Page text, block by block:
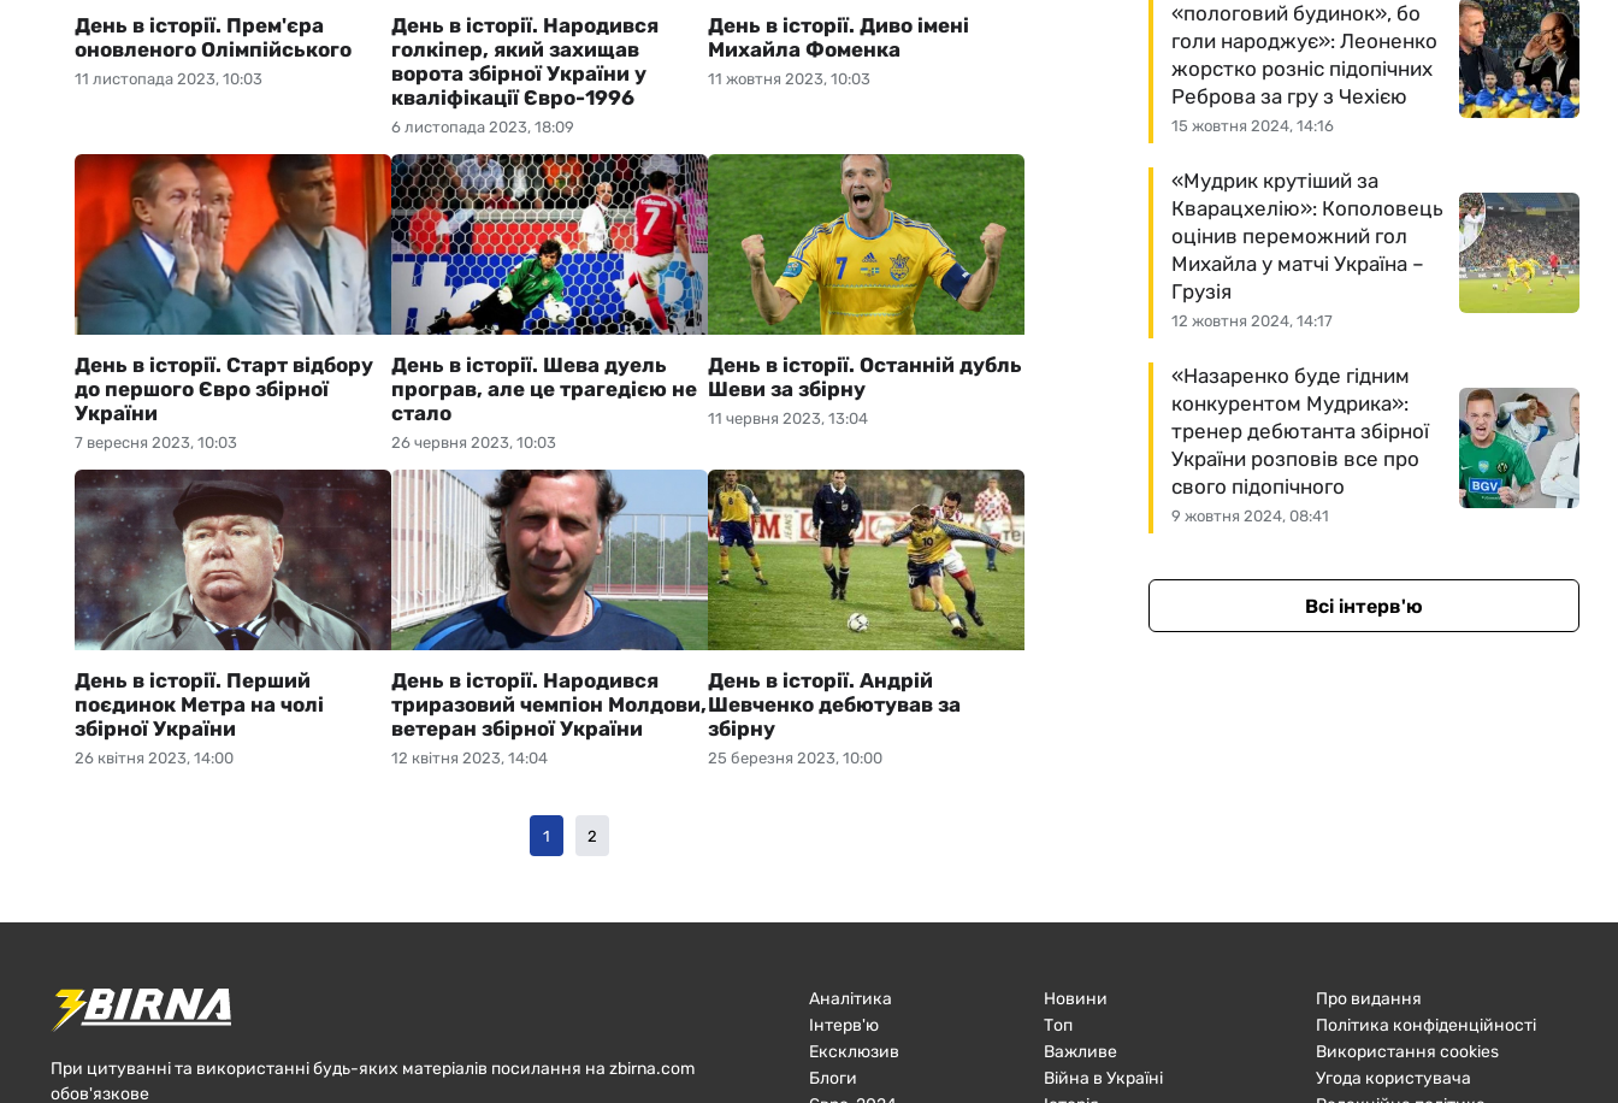
11 листопада 2023, 10:03
День в історії. Прем'єра
оновленого Олімпійського
6 листопада 2023, 18:09
День в історії. Народився
голкіпер, який захищав
ворота збірної України у
кваліфікації Євро-1996
11 жовтня 2023, 10:03
День в історії. Диво імені
Михайла Фоменка
7 вересня 2023, 10:03
День в історії. Старт відбору
до першого Євро збірної
України
26 червня 2023, 10:03
День в історії. Шева дуель
програв, але це трагедією не
стало
11 червня 2023, 13:04
День в історії. Останній дубль
Шеви за збірну
26 квітня 2023, 14:00
День в історії. Перший
поєдинок Метра на чолі
збірної України
12 квітня 2023, 14:04
День в історії. Народився
триразовий чемпіон Молдови,
ветеран збірної України
25 березня 2023, 10:00
День в історії. Андрій
Шевченко дебютував за
збірну
1 2
15 жовтня 2024, 14:16
«пологовий будинок», бо
голи народжує»: Леоненко
жорстко розніс підопічних
Реброва за гру з Чехією
12 жовтня 2024, 14:17
«Мудрик крутіший за
Кварацхелію»: Кополовець
оцінив переможний гол
Михайла у матчі Україна –
Грузія
9 жовтня 2024, 08:41
«Назаренко буде гідним
конкурентом Мудрика»:
тренер дебютанта збірної
України розповів все про
свого підопічного
Всі інтерв'ю
При цитуванні та використанні будь-яких матеріалів посилання на zbirna.com
обов'язкове
Аналітика
Інтерв'ю
Ексклюзив
Блоги
Новини
Топ
Важливе
Війна в Україні
Про видання
Політика конфіденційності
Використання cookies
Угода користувача